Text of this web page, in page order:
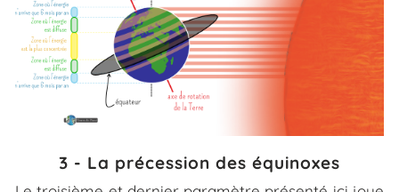
3 - La précession des équinoxes